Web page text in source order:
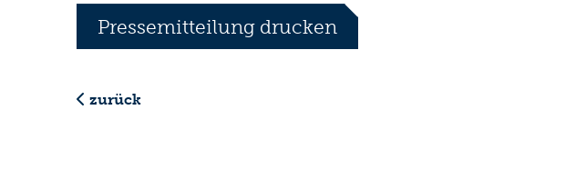
Pressemitteilung drucken
zurück